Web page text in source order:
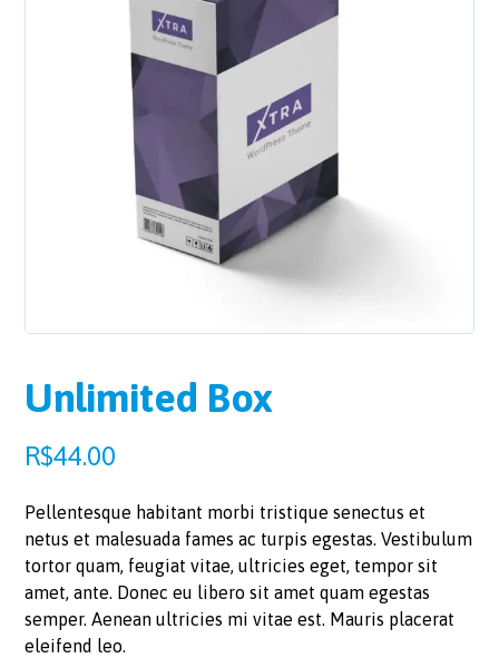
Unlimited Box
R$44.00
Pellentesque habitant morbi tristique senectus et
netus et malesuada fames ac turpis egestas. Vestibulum
tortor quam, feugiat vitae, ultricies eget, tempor sit
amet, ante. Donec eu libero sit amet quam egestas
semper. Aenean ultricies mi vitae est. Mauris placerat
eleifend leo.